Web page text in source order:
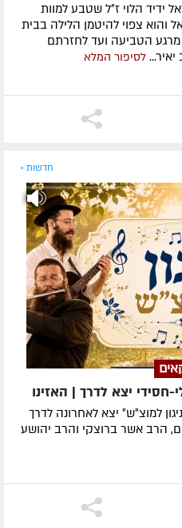
ידיד הלוי ז״ל שטבע למוות
והוא צפוי להיטמן הלילה בבית
מרגע הטביעה ועד לחזרתם
לסיפור המלא
חדשות »
חסידי יצא לדרך | האזינו
למוצ״ש״ יצא לאחרונה לדרך
הרב אשר ברוצקי והרב יהושע